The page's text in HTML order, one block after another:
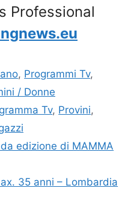
Professional
, Programmi Tv,
/ Donne
Tv, Provini,
edizione di MAMMA
35 anni – Lombardia